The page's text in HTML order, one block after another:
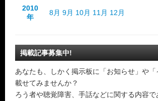
2010
年
8月 9月 10月 11月 12月
掲載記事募集中!
あなたも、しかく掲示板に「お知らせ」や
載せてみませんか？
ろう者や聴覚障害、手話などに関する内容